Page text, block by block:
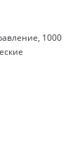
1000